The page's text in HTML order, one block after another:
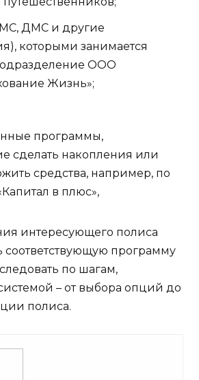
ДМС и другие
которыми занимается
ООО
Жизнь»;
программы,
сделать накопления или
средства, например, по
в плюс»,
интересующего полиса
соответствующую программу
по шагам,
– от выбора опций до
полиса.